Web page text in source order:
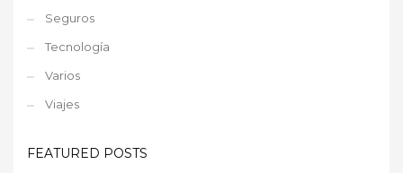
Seguros
Tecnología
Varios
Viajes
FEATURED POSTS